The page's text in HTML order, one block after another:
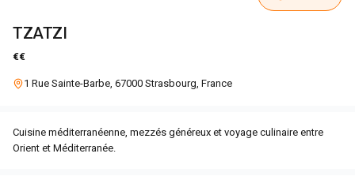
TZATZI
€€
1 Rue Sainte-Barbe, 67000 Strasbourg, France
Cuisine méditerranéenne, mezzés généreux et voyage culinaire entre
Orient et Méditerranée.